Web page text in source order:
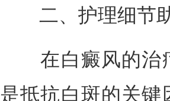
二、护理细节
在白癜风的治疗
是抵抗白斑的关